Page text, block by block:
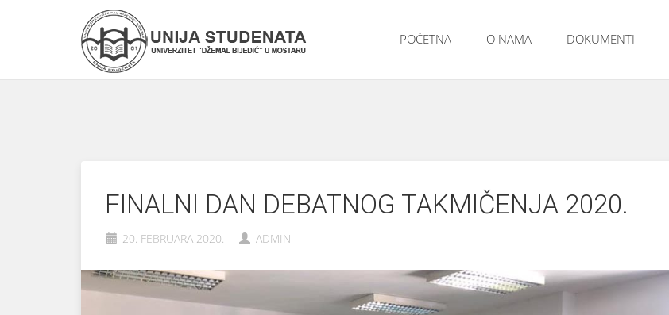
POČETNA O NAMA DOKUMENTI
FINALNI DAN DEBATNOG TAKMIČENJA 2020.
20. FEBRUARA 2020. ADMIN